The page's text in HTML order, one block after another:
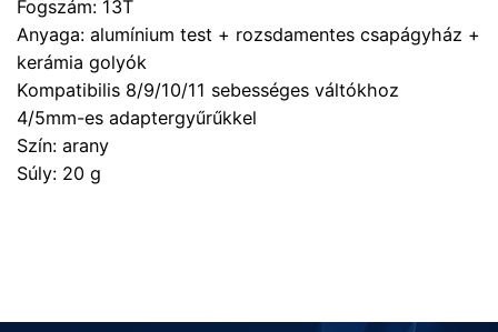
Fogszám: 13T
Anyaga: alumínium test + rozsdamentes csapágyház +
kerámia golyók
Kompatibilis 8/9/10/11 sebességes váltókhoz
4/5mm-es adaptergyűrűkkel
Szín: arany
Súly: 20 g